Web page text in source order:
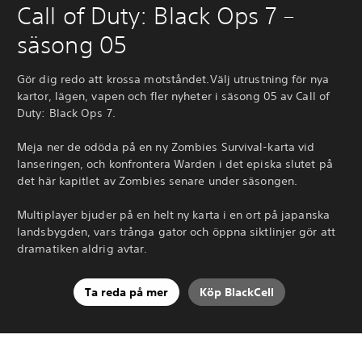
Call of Duty: Black Ops 7 –
säsong 05
Gör dig redo att krossa motståndet.Välj utrustning för nya
kartor, lägen, vapen och fler nyheter i säsong 05 av Call of
Duty: Black Ops 7.
Meja ner de odöda på en ny Zombies Survival-karta vid
lanseringen, och konfrontera Warden i det episka slutet på
det här kapitlet av Zombies senare under säsongen.
Multiplayer bjuder på en helt ny karta i en ort på japanska
landsbygden, vars trånga gator och öppna siktlinjer gör att
dramatiken aldrig avtar.
Ta reda på mer Köp BlackCell